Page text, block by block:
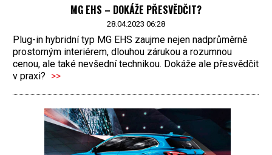
MG EHS – DOKÁŽE PŘESVĚDČIT?
28.04.2023 06:28
Plug-in hybridní typ MG EHS zaujme nejen nadprůměrně
prostorným interiérem, dlouhou zárukou a rozumnou
cenou, ale také nevšední technikou. Dokáže ale přesvědčit
v praxi? >>